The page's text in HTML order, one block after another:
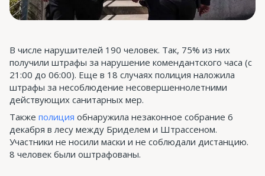
В числе нарушителей 190 человек. Так, 75% из них
получили штрафы за нарушение комендантского часа (с
21:00 до 06:00). Еще в 18 случаях полиция наложила
штрафы за несоблюдение несовершеннолетними
действующих санитарных мер.
Также полиция обнаружила незаконное собрание 6
декабря в лесу между Бриделем и Штрассеном.
Участники не носили маски и не соблюдали дистанцию.
8 человек были оштрафованы.